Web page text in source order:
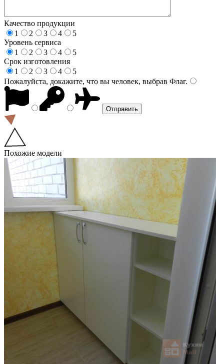
Качество продукции
1
2 3 4
5
Уровень сервиса
1
2 3 4
5
Срок изготовления
1
2 3 4
5
Пожалуйста, докажите, что вы человек, выбрав Флаг.
Похожие модели